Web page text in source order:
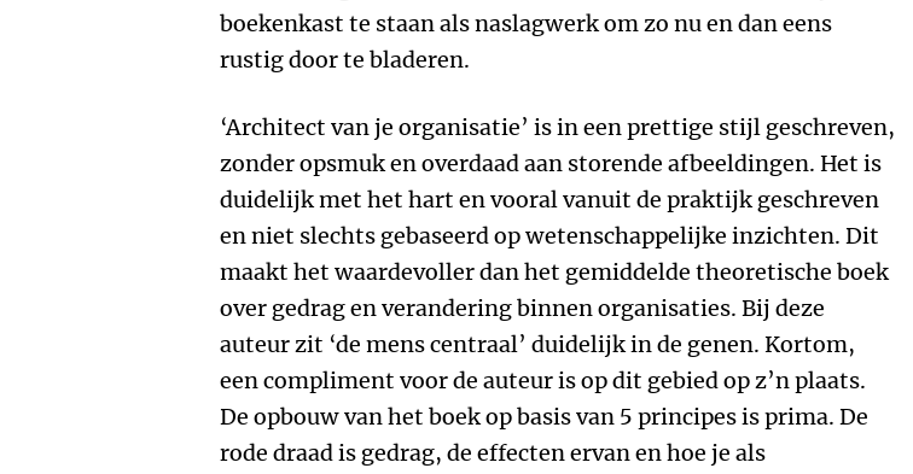
boekenkast te staan als naslagwerk om zo nu en dan eens
rustig door te bladeren.
‘Architect van je organisatie’ is in een prettige stijl geschreven,
zonder opsmuk en overdaad aan storende afbeeldingen. Het is
duidelijk met het hart en vooral vanuit de praktijk geschreven
en niet slechts gebaseerd op wetenschappelijke inzichten. Dit
maakt het waardevoller dan het gemiddelde theoretische boek
over gedrag en verandering binnen organisaties. Bij deze
auteur zit ‘de mens centraal’ duidelijk in de genen. Kortom,
een compliment voor de auteur is op dit gebied op z’n plaats.
De opbouw van het boek op basis van 5 principes is prima. De
rode draad is gedrag, de effecten ervan en hoe je als